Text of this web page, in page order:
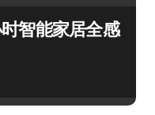
智能家居全感